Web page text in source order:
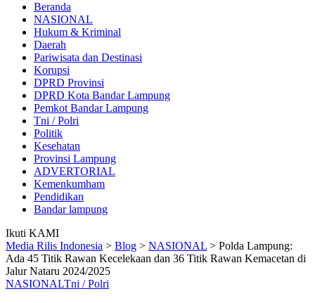
Beranda
NASIONAL
Hukum & Kriminal
Daerah
Pariwisata dan Destinasi
Korupsi
DPRD Provinsi
DPRD Kota Bandar Lampung
Pemkot Bandar Lampung
Tni / Polri
Politik
Kesehatan
Provinsi Lampung
ADVERTORIAL
Kemenkumham
Pendidikan
Bandar lampung
Ikuti KAMI
Media Rilis Indonesia > Blog > NASIONAL > Polda Lampung:
Ada 45 Titik Rawan Kecelekaan dan 36 Titik Rawan Kemacetan di
Jalur Nataru 2024/2025
NASIONALTni / Polri